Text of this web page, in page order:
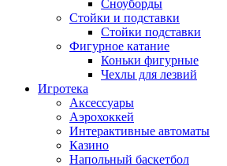
Сноуборды
Стойки и подставки
Cтойки подставки
Фигурное катание
Коньки фигурные
Чехлы для лезвий
Игротека
Аксессуары
Аэрохоккей
Интерактивные автоматы
Казино
Напольный баскетбол